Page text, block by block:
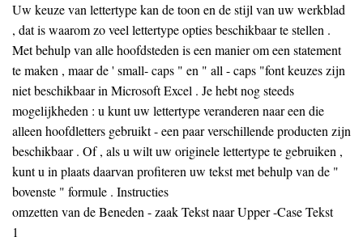
Uw keuze van lettertype kan de toon en de stijl van uw werkblad
, dat is waarom zo veel lettertype opties beschikbaar te stellen .
Met behulp van alle hoofdsteden is een manier om een ​​statement
te maken , maar de ' small- caps " en " all - caps "font keuzes zijn
niet beschikbaar in Microsoft Excel . Je hebt nog steeds
mogelijkheden : u kunt uw lettertype veranderen naar een die
alleen hoofdletters gebruikt - een paar verschillende producten zijn
beschikbaar . Of , als u wilt uw originele lettertype te gebruiken ,
kunt u in plaats daarvan profiteren uw tekst met behulp van de "
bovenste " formule . Instructies
omzetten van de Beneden - zaak Tekst naar Upper -Case Tekst
1